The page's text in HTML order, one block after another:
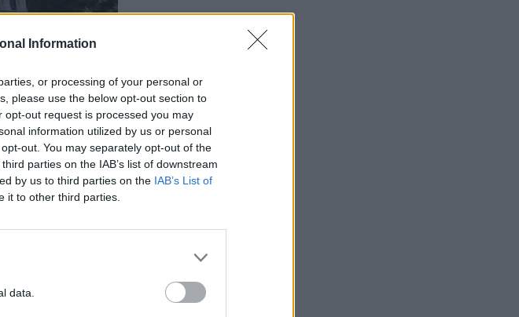
Information
or processing of your personal or
please use the below opt-out section to
out request is processed you may
information utilized by us or personal
out. You may separately opt-out of the
parties on the IAB’s list of downstream
by us to third parties on the IAB’s List of
it to other third parties.
data.
představit pouze
hudby
využijí prostředí